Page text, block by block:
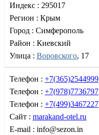
Индекс : 295017
Регион : Крым
Город : Симферополь
Район : Киевский
Улица : Воровского, 17
Телефон : +7(365)2544999
Телефон : +7(978)7736797
Телефон : +7(499)3467227
Сайт : marakand-otel.ru
E-mail : info@sezon.in